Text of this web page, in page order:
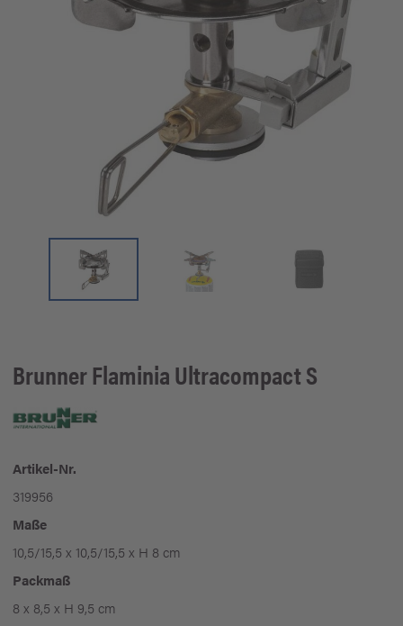
BrunnerFlaminia Ultracompact S
Artikel-Nr.
319956
Maße
10,5/15,5 x 10,5/15,5 x H 8 cm
Packmaß
8 x 8,5 x H 9,5 cm